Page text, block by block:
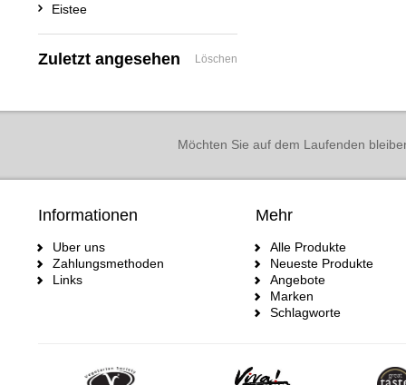
Eistee
Zuletzt angesehen Löschen
Möchten Sie auf dem Laufenden
Informationen
Uber uns
Zahlungsmethoden
Links
Mehr
Alle Produkte
Neueste Produkte
Angebote
Marken
Schlagworte